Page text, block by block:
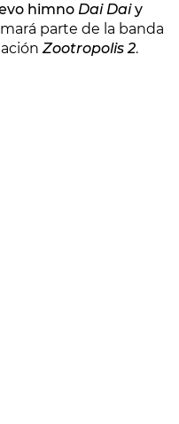
himno Dai Daiy
parte de la banda
Zootropolis 2.